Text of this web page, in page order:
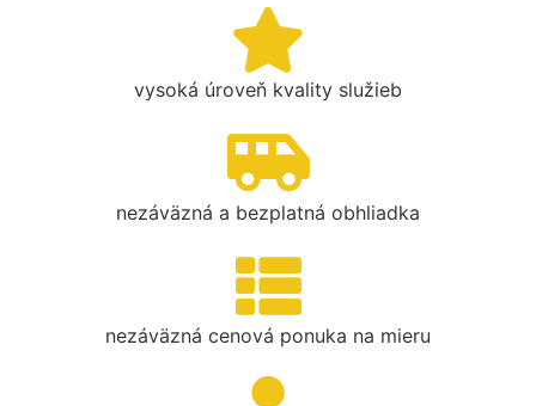
vysoká úroveň kvality služieb
nezáväzná a bezplatná obhliadka
nezáväzná cenová ponuka na mieru